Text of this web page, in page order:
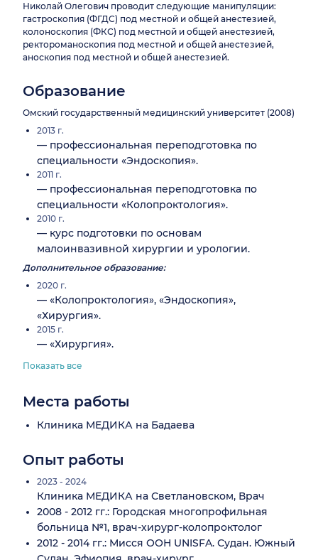
Николай Олегович проводит следующие манипуляции:
гастроскопия (ФГДС) под местной и общей анестезией,
колоноскопия (ФКС) под местной и общей анестезией,
ректороманоскопия под местной и общей анестезией,
аноскопия под местной и общей анестезией.
Образование
Омский государственный медицинский университет (2008)
2013 г.
— профессиональная переподготовка по
специальности «Эндоскопия».
2011 г.
— профессиональная переподготовка по
специальности «Колопроктология».
2010 г.
— курс подготовки по основам
малоинвазивной хирургии и урологии.
Дополнительное образование:
2020 г.
— «Колопроктология», «Эндоскопия»,
«Хирургия».
2015 г.
— «Хирургия».
Показать все
Места работы
Клиника МЕДИКА на Бадаева
Опыт работы
2023 - 2024
Клиника МЕДИКА на Светлановском, Врач
2008 - 2012 гг.: Городская многопрофильная
больница №1, врач-хирург-колопроктолог
2012 - 2014 гг.: Мисся ООН UNISFA. Судан. Южный